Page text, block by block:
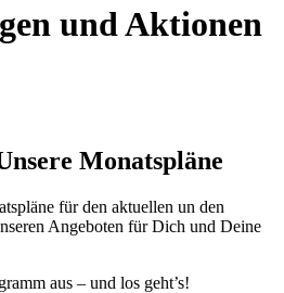
und Aktionen
Monatspläne
für den aktuellen un den
Angeboten für Dich und Deine
aus – und los geht’s!